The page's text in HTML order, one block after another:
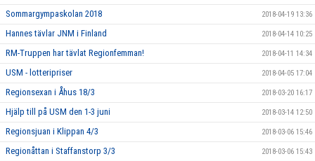
Sommargympaskolan 2018 2018-04-19 13:36
Hannes tävlar JNM i Finland 2018-04-14 10:25
RM-Truppen har tävlat Regionfemman! 2018-04-11 14:34
USM - lotteripriser 2018-04-05 17:04
Regionsexan i Åhus 18/3 2018-03-20 16:17
Hjälp till på USM den 1-3 juni 2018-03-14 12:50
Regionsjuan i Klippan 4/3 2018-03-06 15:46
Regionåttan i Staffanstorp 3/3 2018-03-06 15:43